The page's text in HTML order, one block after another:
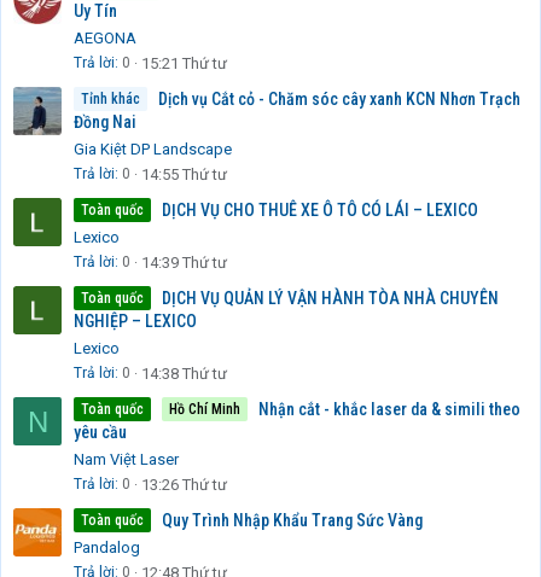
Uy Tín
AEGONA
Trả lời 0 15:21 Thứ tư
Tỉnh khác
Dịch vụ Cắt cỏ - Chăm sóc cây xanh KCN Nhơn Trạch
Đồng Nai
Gia Kiệt DP Landscape
Trả lời 0 14:55 Thứ tư
Toàn quốc DỊCH VỤ CHO THUÊ XE Ô TÔ CÓ LÁI – LEXICO
Lexico
Trả lời 0 14:39 Thứ tư
Toàn quốc
DỊCH VỤ QUẢN LÝ VẬN HÀNH TÒA NHÀ CHUYÊN
NGHIỆP – LEXICO
Lexico
Trả lời 0 14:38 Thứ tư
N Toàn quốc Hồ Chí Minh
Nhận cắt - khắc laser da & simili theo
yêu cầu
Nam Việt Laser
Trả lời 0 13:26 Thứ tư
Toàn quốc Quy Trình Nhập Khẩu Trang Sức Vàng
Pandalog
Trả lời 0 12:48 Thứ tư